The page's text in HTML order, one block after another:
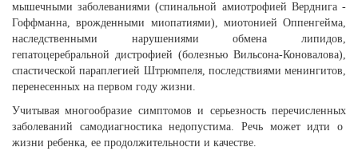
мышечными заболеваниями (спинальной амиотрофией Верднига -
Гоффманна, врожденными миопатиями), миотонией Оппенгейма,
наследственными нарушениями обмена липидов,
гепатоцеребральной дистрофией (болезнью Вильсона-Коновалова),
спастической параплегией Штрюмпеля, последствиями менингитов,
перенесенных на первом году жизни.
Учитывая многообразие симптомов и серьезность перечисленных
заболеваний самодиагностика недопустима. Речь может идти о
жизни ребенка, ее продолжительности и качестве.